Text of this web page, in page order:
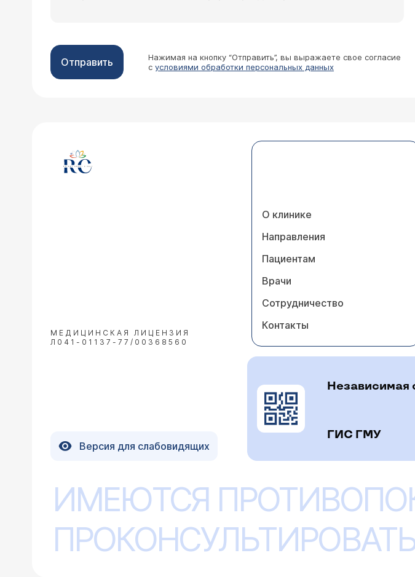
Отправить
Нажимая на кнопку “Отправить”, вы выражаете свое согласие
с условиями обработки персональных данных
МЕДИЦИНСКАЯ ЛИЦЕНЗИЯ
Л041-01137-77/00368560
О клинике
Направления
Пациентам
Врачи
Сотрудничество
Контакты
Версия для слабовидящих
Независимая
ГИС ГМУ
ИМЕЮТСЯ